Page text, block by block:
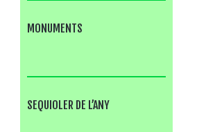
MONUMENTS
SEQUIOLER DE L’ANY